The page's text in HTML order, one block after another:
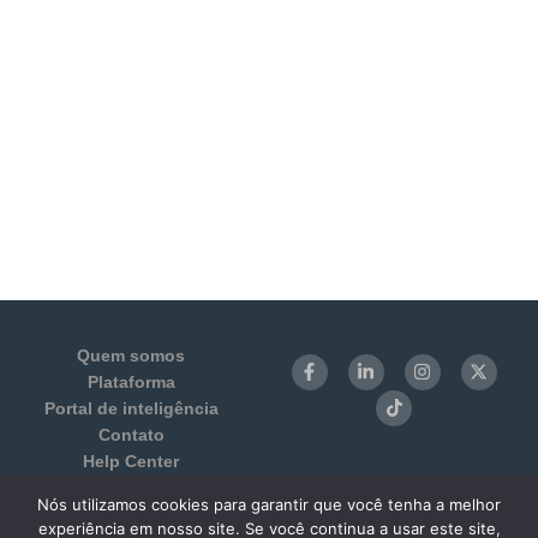
Quem somos
Plataforma
Portal de inteligência
Contato
Help Center
Termos de Uso e Privacidade
Nós utilizamos cookies para garantir que você tenha a melhor
experiência em nosso site. Se você continua a usar este site,